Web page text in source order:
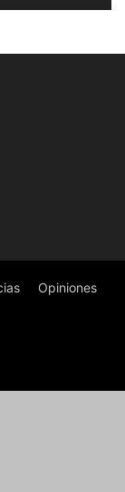
Opiniones